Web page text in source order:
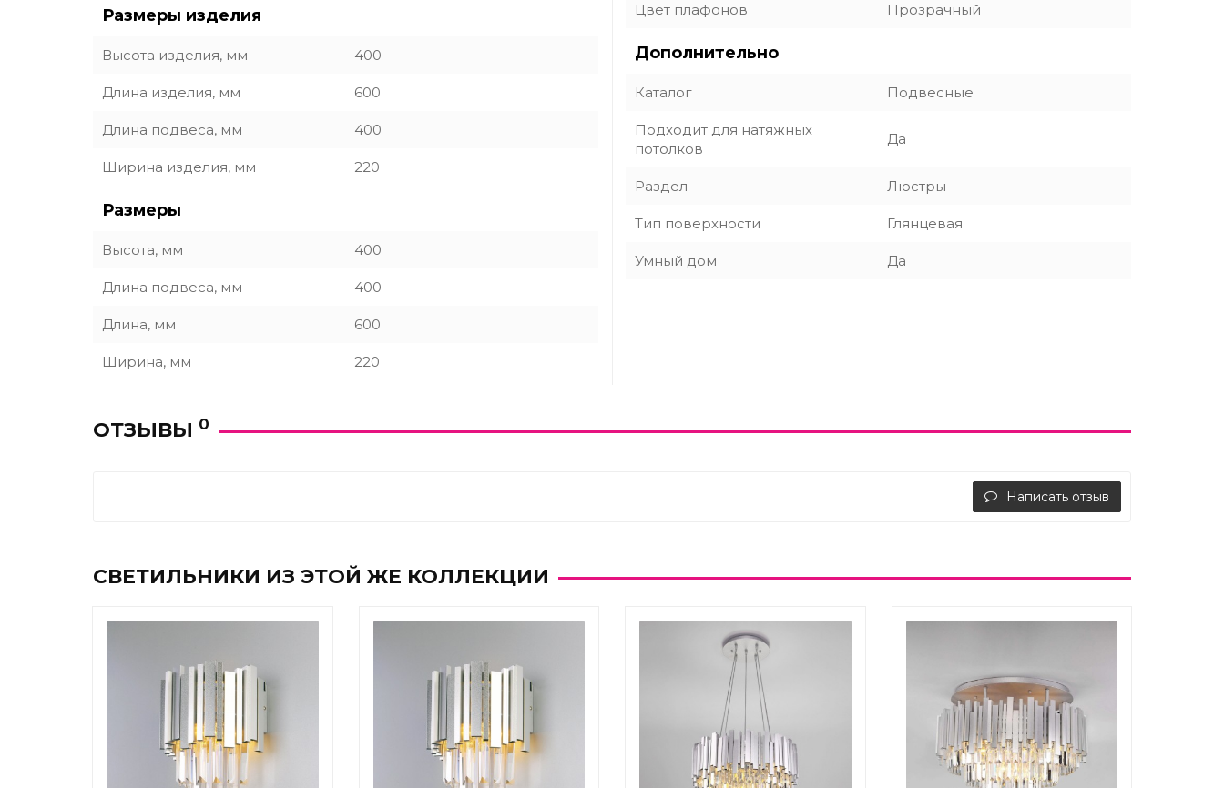
Размеры изделия
Высота изделия, мм 400
Длина изделия, мм 600
Длина подвеса, мм 400
Ширина изделия, мм 220
Размеры
Высота, мм 400
Длина подвеса, мм 400
Длина, мм 600
Ширина, мм 220
Цвет плафонов Прозрачный
Дополнительно
Каталог Подвесные
Подходит для натяжных
потолков
Да
Раздел Люстры
Тип поверхности Глянцевая
Умный дом Да
ОТЗЫВЫ 0
Написать отзыв
СВЕТИЛЬНИКИ ИЗ ЭТОЙ ЖЕ КОЛЛЕКЦИИ